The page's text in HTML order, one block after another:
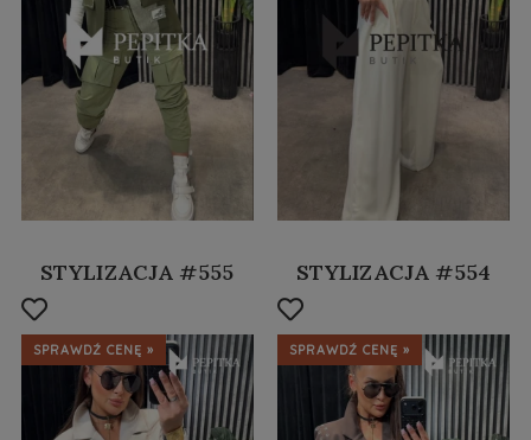
STYLIZACJA #555
SPRAWDŹ CENĘ »
STYLIZACJA #554
SPRAWDŹ CENĘ »